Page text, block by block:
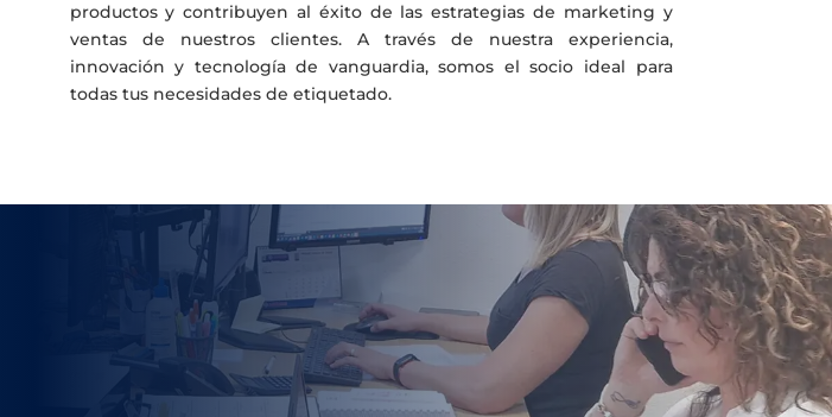
productos y contribuyen al éxito de las estrategias de marketing y
ventas de nuestros clientes. A través de nuestra experiencia,
innovación y tecnología de vanguardia, somos el socio ideal para
todas tus necesidades de etiquetado.